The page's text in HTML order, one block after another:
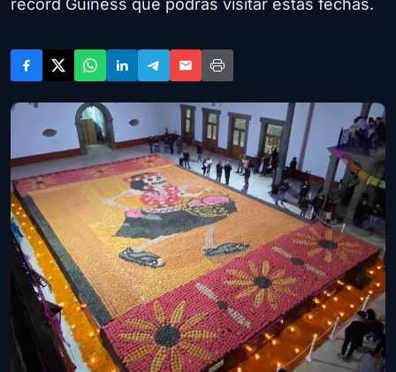
récord Guiness que podrás visitar estas fechas.